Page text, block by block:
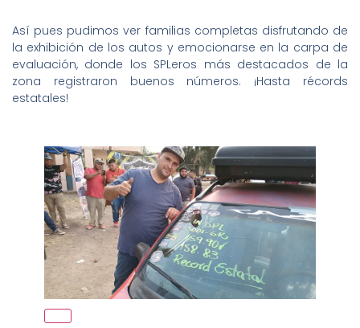
Así pues pudimos ver familias completas disfrutando de
la exhibición de los autos y emocionarse en la carpa de
evaluación, donde los SPLeros más destacados de la
zona registraron buenos números. ¡Hasta récords
estatales!